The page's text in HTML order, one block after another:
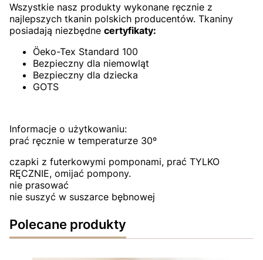
Wszystkie nasz produkty wykonane ręcznie z
najlepszych tkanin polskich producentów. Tkaniny
posiadają niezbędne certyfikaty:
Öeko-Tex Standard 100
Bezpieczny dla niemowląt
Bezpieczny dla dziecka
GOTS
Informacje o użytkowaniu:
prać ręcznie w temperaturze 30º
czapki z futerkowymi pomponami, prać TYLKO
RĘCZNIE, omijać pompony.
nie prasować
nie suszyć w suszarce bębnowej
Polecane produkty